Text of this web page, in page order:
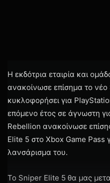
Η εκδότρια εταιρία και
ανακοίνωσε επίσημα το νέο
κυκλοφορήσει για
επόμενο έτος σε άγνωστη
Rebellion ανακοίνωσε
Elite 5 στο Xbox Game Pass
λανσάρισμα του.
Το Sniper Elite 5 θα μας